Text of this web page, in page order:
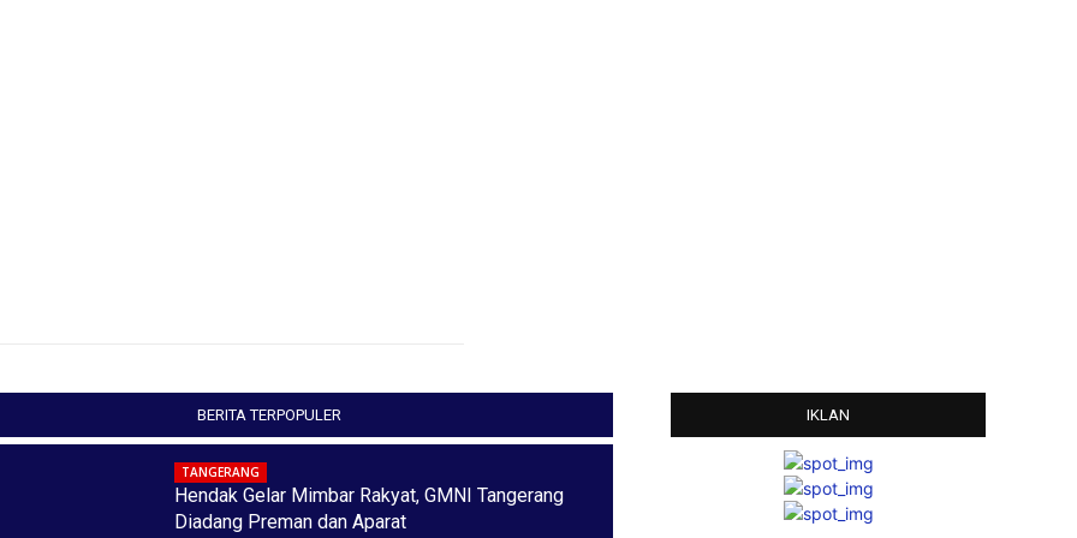
BERITA TERPOPULER
TANGERANG
Hendak Gelar Mimbar Rakyat, GMNI Tangerang
Diadang Preman dan Aparat
IKLAN